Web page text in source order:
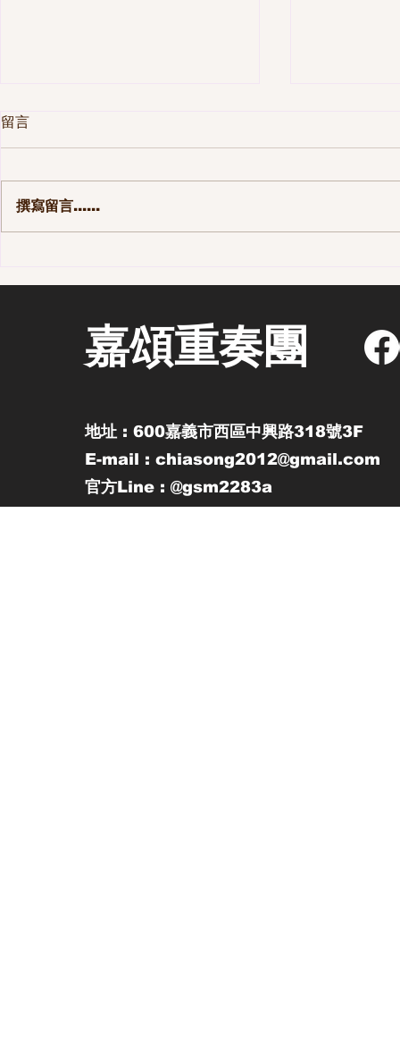
現的事
街區 - 老嘉
留言
撰寫留言......
嘉頌重奏團
地址 : 600嘉義市西區中興路318號3F
E-mail : chiasong2012@gmail.com
官方Line : @gsm2283a